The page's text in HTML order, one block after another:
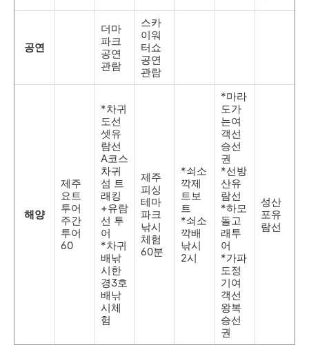
공연
더마
파크
공연
관람
스카
이워
터쇼
공연
관람
해양
제주
요트
투어
주간
투어
60
*차귀
도선
셋유
람선
A코스
차귀
섬 트
래킹
+유람
선 투
어
*차귀
배낚
시한
경3호
배낚
시체
험
제주
피싱
테마
파크
낚시
체험
60분
*쇠소
깍제
트보
트
*쇠소
깍배
낚시
2시
*마라
도가
는여
객선
승선
권
*선방
산유
람선
*하모
돌고
래투
어
*가파
도정
기여
객선
왕복
승선
권
성산
포유
람선